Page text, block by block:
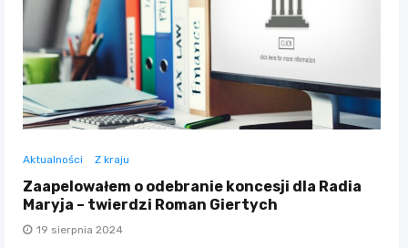
Aktualności Z kraju
Zaapelowałem o odebranie koncesji dla Radia
Maryja – twierdzi Roman Giertych
19 sierpnia 2024